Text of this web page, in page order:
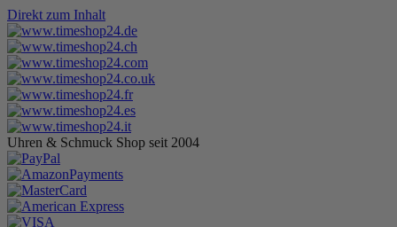
Direkt zum Inhalt
Uhren & Schmuck Shop seit 2004